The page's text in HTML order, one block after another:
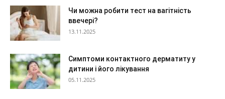
Чи можна робити тест на вагітність
ввечері?
13.11.2025
Симптоми контактного дерматиту у
дитини і його лікування
05.11.2025